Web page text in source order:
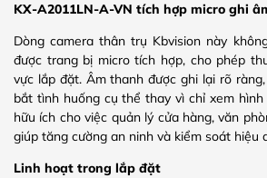
KX-A2011LN-A-VN tích hợp micro ghi
Dòng camera thân trụ Kbvision này
được trang bị micro tích hợp, cho phép
vực lắp đặt. Âm thanh được ghi lại rõ
bắt tình huống cụ thể thay vì chỉ xem
hữu ích cho việc quản lý cửa hàng, văn
giúp tăng cường an ninh và kiểm soát hiệu
Linh hoạt trong lắp đặt